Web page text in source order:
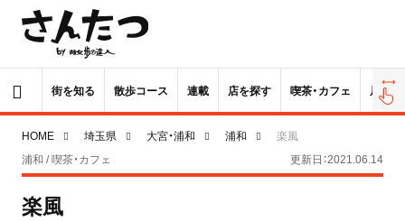
街を知る 散歩コース 連載 店を探す 喫茶・カフェ 居酒屋
HOME 埼玉県 大宮・浦和 浦和
楽風
浦和 / 喫茶・カフェ
更新日：2021.06.14
楽風